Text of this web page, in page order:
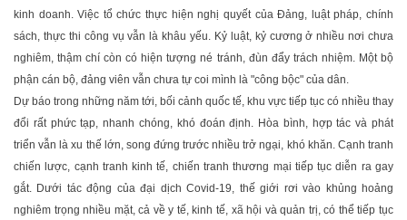
kinh doanh. Việc tổ chức thực hiện nghị quyết của Ðảng, luật pháp, chính
sách, thực thi công vụ vẫn là khâu yếu. Kỷ luật, kỷ cương ở nhiều nơi chưa
nghiêm, thậm chí còn có hiện tượng né tránh, đùn đẩy trách nhiệm. Một bộ
phận cán bộ, đảng viên vẫn chưa tự coi mình là "công bộc" của dân.
Dự báo trong những năm tới, bối cảnh quốc tế, khu vực tiếp tục có nhiều thay
đổi rất phức tạp, nhanh chóng, khó đoán định. Hòa bình, hợp tác và phát
triển vẫn là xu thế lớn, song đứng trước nhiều trở ngại, khó khăn. Cạnh tranh
chiến lược, cạnh tranh kinh tế, chiến tranh thương mại tiếp tục diễn ra gay
gắt. Dưới tác động của đại dịch Covid-19, thế giới rơi vào khủng hoảng
nghiêm trọng nhiều mặt, cả về y tế, kinh tế, xã hội và quản trị, có thể tiếp tục